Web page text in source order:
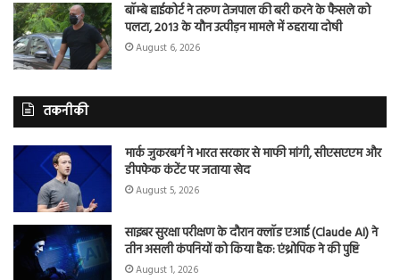
बॉम्बे हाईकोर्ट ने तरुण तेजपाल की बरी करने के फैसले को
पलटा, 2013 के यौन उत्पीड़न मामले में ठहराया दोषी
August 6, 2026
तकनीकी
मार्क जुकरबर्ग ने भारत सरकार से माफी मांगी, सीएसएएम और
डीपफेक कंटेंट पर जताया खेद
August 5, 2026
साइबर सुरक्षा परीक्षण के दौरान क्लॉड एआई (Claude AI) ने
तीन असली कंपनियों को किया हैक: एंथ्रोपिक ने की पुष्टि
August 1, 2026